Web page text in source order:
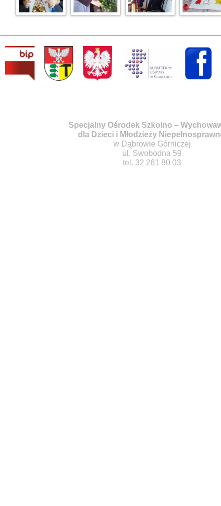
Specjalny Ośrodek Szkolno –
dla Dzieci i Młodzieży
w Dąbrowie Górniczej
ul. Swobodna 59
tel. 32 261 80 03